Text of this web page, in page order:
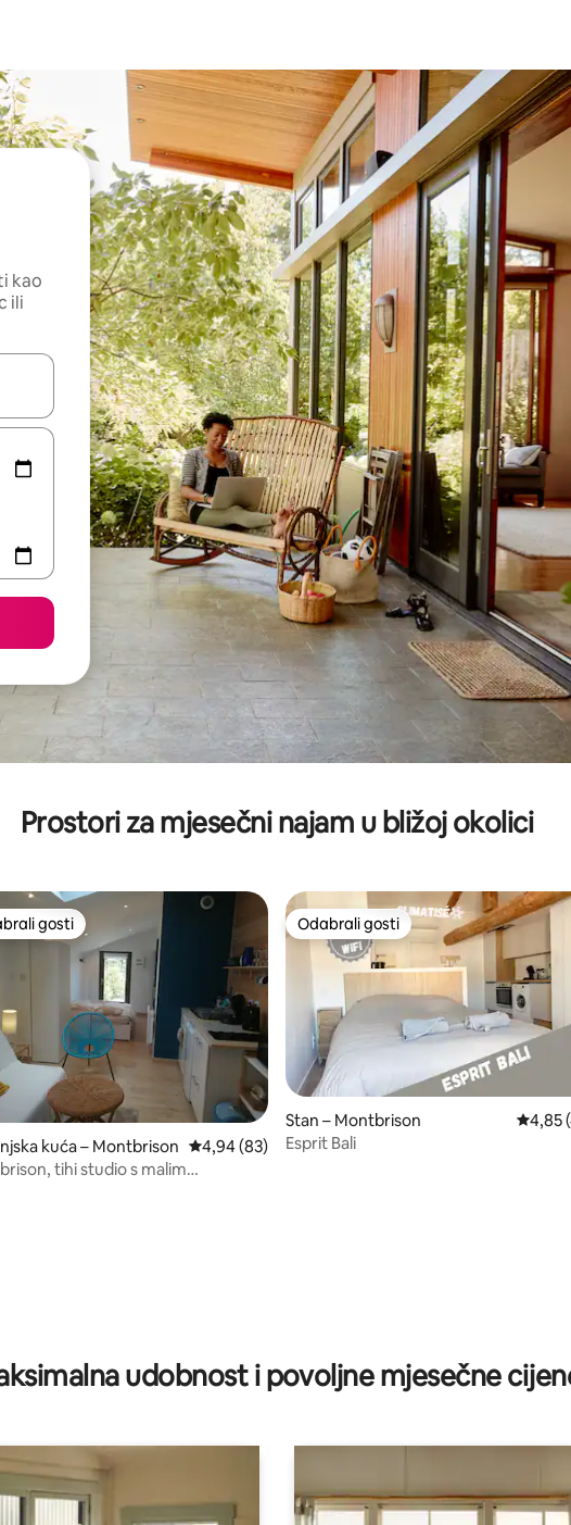
kao
ili
koristeći se strelicama prema gore i prema dolje, kao i dodirom ili
Prostori za mjesečni najam u bližoj okolici
5, recenzija: 173
gosti
gosti
kuća – Montbrison Prosječna ocjena: 4,94/5, recenzija: 83
4,94 (83)
tihi studio s malim
Odabrali gosti
Odabrali gosti
Stan – Montbrison
4,85
Esprit Bali
udobnost i povoljne mjesečne